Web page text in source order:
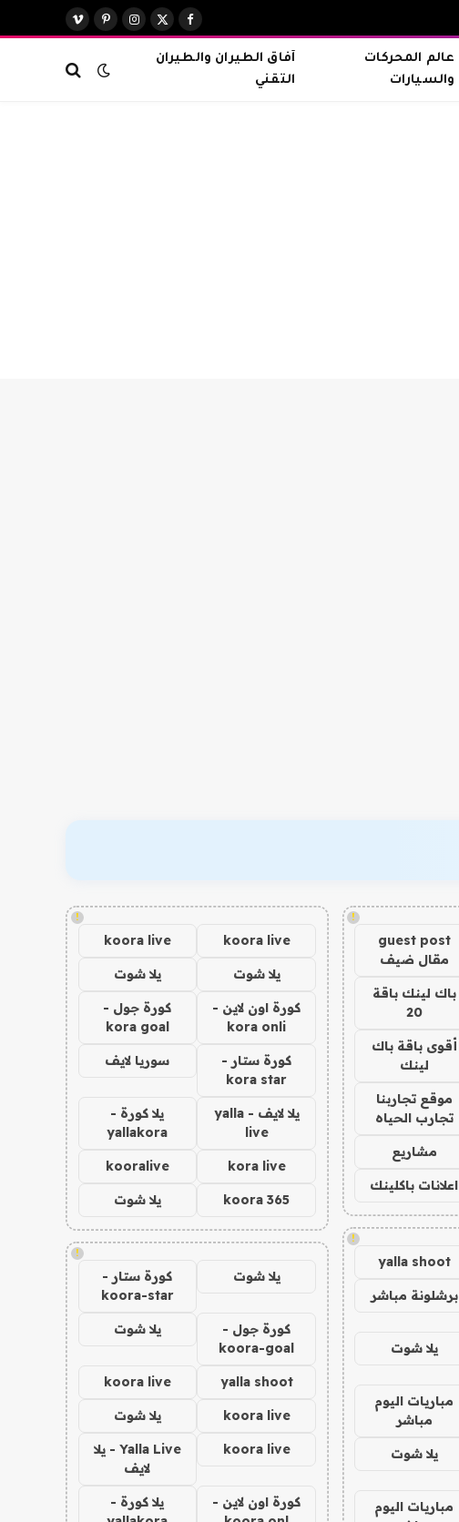
فيسبوك
X
الانستغرامبينتيريست
فيميو
عالم المحركات
والسيارات
آفاق الطيران والطيران
التقني
!
guest post
مقال ضيف
باك لينك باقة
20
أقوى باقة باك
لينك
موقع تجاربنا
تجارب الحياه
مشاريع
اعلانات باكلينك
!
yalla shoot
برشلونة مباشر
يلا شوت
مباريات اليوم
مباشر
يلا شوت
مباريات اليوم
!
koora live
koora live
يلا شوت يلا شوت
كورة اون لاين -
kora onli
كورة جول -
kora goal
كورة ستار -
kora star
سوريا لايف
يلا لايف - yalla
live
يلا كورة -
yallakora
kora live
kooralive
koora 365 يلا شوت
!
يلا شوت
كورة ستار -
koora-star
كورة جول -
koora-goal
يلا شوت
yalla shoot
koora live
koora live يلا شوت
koora live
Yalla Live - يلا
لايف
كورة اون لاين -
يلا كورة -